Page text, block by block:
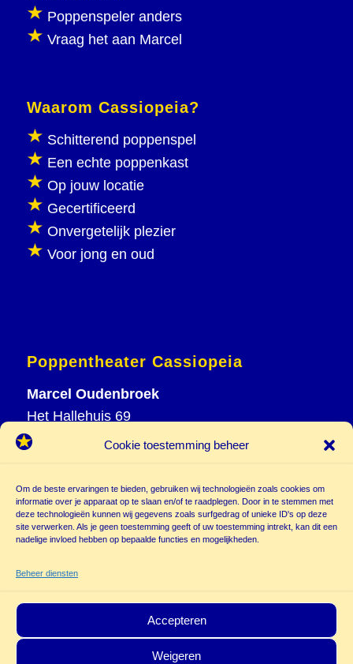
Cookie toestemming beheer
Om de beste ervaringen te bieden, gebruiken wij technologieën zoals cookies om
informatie over je apparaat op te slaan en/of te raadplegen. Door in te stemmen met
deze technologieën kunnen wij gegevens zoals surfgedrag of unieke ID's op deze
site verwerken. Als je geen toestemming geeft of uw toestemming intrekt, kan dit een
nadelige invloed hebben op bepaalde functies en mogelijkheden.
Beheer diensten
Accepteren
Weigeren
Poppenspeler anders
Vraag het aan Marcel
Waarom Cassiopeia?
Schitterend poppenspel
Een echte poppenkast
Op jouw locatie
Gecertificeerd
Onvergetelijk plezier
Voor jong en oud
Poppentheater Cassiopeia
Marcel Oudenbroek
Het Hallehuis 69
3823 VH Amersfoort
M 06 20 26 94 61
info@
poppentheatercassiopeia.nl